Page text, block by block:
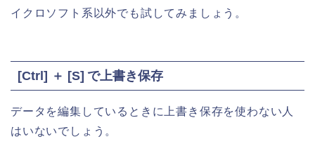
イクロソフト系以外でも試してみましょう。
[Ctrl] ＋ [S] で上書き保存
データを編集しているときに上書き保存を使わない人
はいないでしょう。